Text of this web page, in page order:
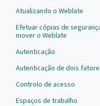
Atualizando o Weblate
Efetuar cópias de
mover o Weblate
Autenticação
Autenticação de dois
Controlo de acesso
Espaços de trabalho